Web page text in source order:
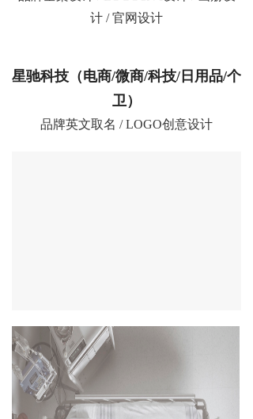
计 / 官网设计
星驰科技（电商/微商/科技/日用品/个
卫）
品牌英文取名 / LOGO创意设计